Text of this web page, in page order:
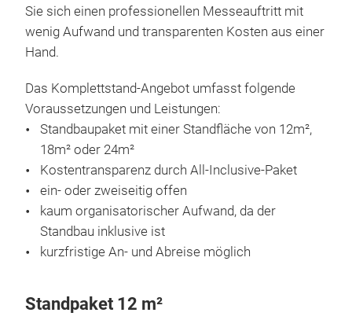
Sie sich einen professionellen Messeauftritt mit
wenig Aufwand und transparenten Kosten aus einer
Hand.
Das Komplettstand-Angebot umfasst folgende
Voraussetzungen und Leistungen:
Standbaupaket mit einer Standfläche von 12m²,
18m² oder 24m²
Kostentransparenz durch All-Inclusive-Paket
ein- oder zweiseitig offen
kaum organisatorischer Aufwand, da der
Standbau inklusive ist
kurzfristige An- und Abreise möglich
Standpaket 12 m²